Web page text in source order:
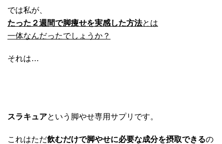
では私が、
たった２週間で脚痩せを実感した方法とは
一体なんだったでしょうか？
それは…
スラキュアという脚やせ専用サプリです。
これはただ飲むだけで脚やせに必要な成分を摂取できるの